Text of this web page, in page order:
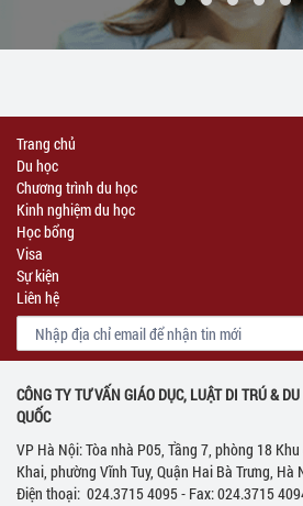
Trang chủ
Du học
Chương trình du học
Kinh nghiệm du học
Học bổng
Visa
Sự kiện
Liên hệ
CÔNG TY TƯ VẤN GIÁO DỤC, LUẬT DI TRÚ &
QUỐC
VP Hà Nội: Tòa nhà P05, Tầng 7, phòng 18
Khai, phường Vĩnh Tuy, Quận Hai Bà Trưng, Hà
Điện thoại: 024.3715 4095 - Fax: 024.3715